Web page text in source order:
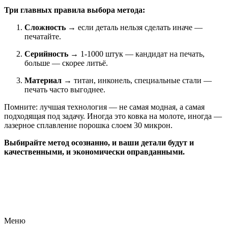
Три главных правила выбора метода:
Сложность → если деталь нельзя сделать иначе —
печатайте.
Серийность → 1-1000 штук — кандидат на печать,
больше — скорее литьё.
Материал → титан, инконель, специальные стали —
печать часто выгоднее.
Помните: лучшая технология — не самая модная, а самая
подходящая под задачу. Иногда это ковка на молоте, иногда —
лазерное сплавление порошка слоем 30 микрон.
Выбирайте метод осознанно, и ваши детали будут и
качественными, и экономически оправданными.
Меню